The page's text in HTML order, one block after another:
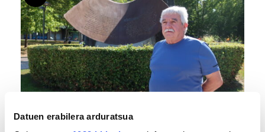
Datuen erabilera arduratsua
«Gai tabua izan da etxe gehienetan, jendeak